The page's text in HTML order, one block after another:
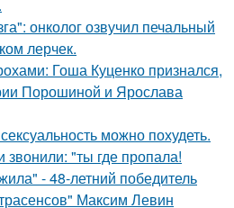
онколог озвучил печальный
лерчек.
Гоша Куценко признался,
Порошиной и Ярослава
можно похудеть.
"ты где пропала!
- 48-летний победитель
Максим Левин